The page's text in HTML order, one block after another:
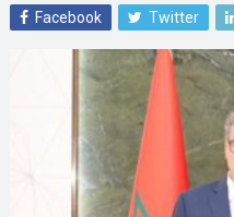
Facebook Twitter